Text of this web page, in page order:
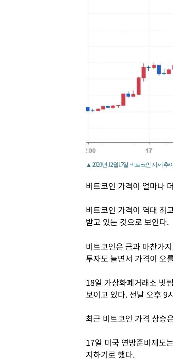
▲ 2020년 12월17일 비트코인 시세 추
비트코인 가격이 얼마나
비트코인 가격이 역대 최
받고 있는 것으로 보인다.
비트코인은 금과 마찬가
투자도 늘면서 가격이 오
18일 가상화폐거래소 빗
보이고 있다. 전날 오후 9
최근 비트코인 가격 상승
17일 미국 연방준비제도
지하기로 했다.